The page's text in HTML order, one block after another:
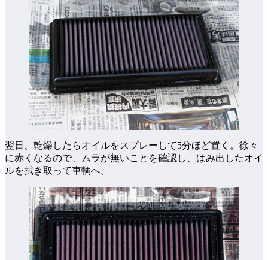
翌日、乾燥したらオイルをスプレーして5分ほど置く。徐々
に赤くなるので、ムラが無いことを確認し、はみ出したオイ
ルを拭き取って車輌へ。